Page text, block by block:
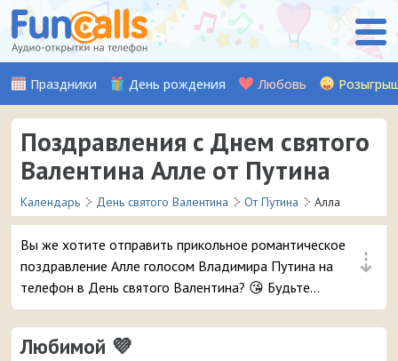
Праздники День рождения Любовь
Поздравления с Днем святого
Валентина Алле от Путина
Календарь День святого Валентина От Путина Алла
⇣
Вы же хотите отправить прикольное романтическое
поздравление Алле голосом Владимира Путина на
телефон в День святого Валентина? 😘 Будьте
уверены, ей точно понравится – и неожиданный
звонок и такое весёлое аудио признание ❤ 👏
Любимой 💜